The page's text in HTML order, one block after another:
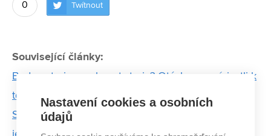
0 Twítnout
Související články:
Budou stroje navrhovat stroje? Otázkou není, jestli k
tomu dojde, ale kdy – říká Martin Hartl z FSI VUT
Studentská formule Dragon 5 má revoluční motor:
Nastavení cookies a osobních
údajů